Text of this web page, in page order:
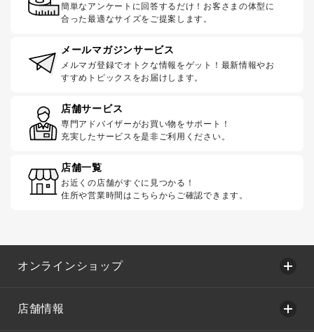
簡単なアンケートに回答するだけ！お客さまの体型に
合った最適なサイズをご提案します。
メールマガジンサービス
メルマガ登録でオトクな情報をゲット！最新情報やお
すすめトピックスをお届けします。
店舗サービス
専門アドバイザーがお買い物をサポート！
充実したサービスを是非ご利用ください。
店舗一覧
お近くの店舗がすぐに見つかる！
住所や営業時間はこちらからご確認できます。
オンラインショップ
店舗情報